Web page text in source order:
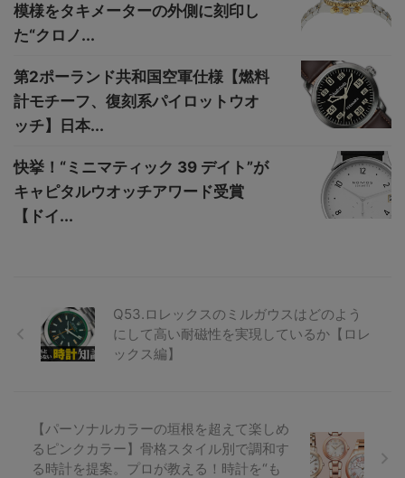
模様をタキメーターの外側に刻印し
た“クロノ...
第2ポーランド共和国空軍仕様【燃料
計モチーフ、復刻系パイロットウオ
ッチ】日本...
快挙！“ミニマティック 39 デイト”が
キャピタルウオッチアワード受賞
【ドイ...
Q53.ロレックスのミルガウスはどのよう
にして高い耐磁性を実現しているか【ロレ
ックス編】
【パーソナルカラーの垣根を超えて楽しめ
るピンクカラー】骨格スタイル別で調和す
る時計を提案。プロが教える！時計を“も